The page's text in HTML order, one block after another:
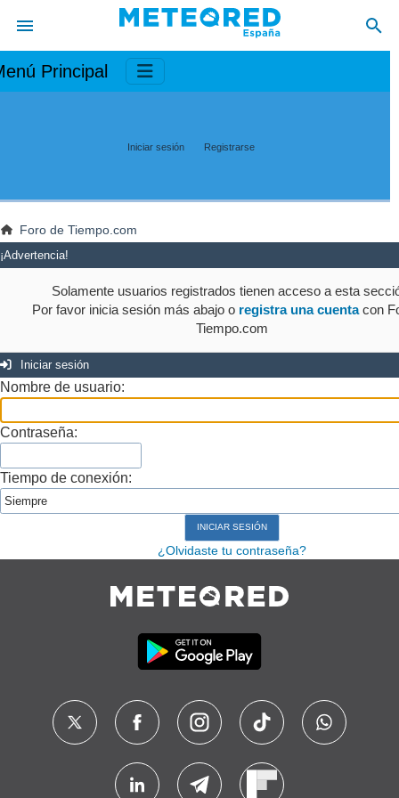
Principal
Iniciar sesión Registrarse
Foro de Tiempo.com
¡Advertencia!
Solamente usuarios registrados tienen acceso a esta
Por favor inicia sesión más abajo o registra una cuentacon
Tiempo.com
Iniciar sesión
Nombre de usuario:
Contraseña:
Tiempo de conexión:
¿Olvidaste tu contraseña?